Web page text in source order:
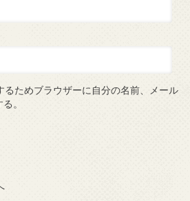
るためブラウザーに自分の名前、メール
。